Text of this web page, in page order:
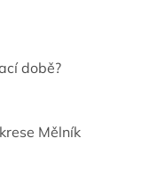
době?
Mělník